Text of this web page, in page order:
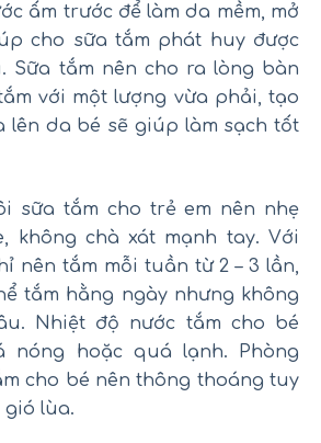
ấm trước để làm da mềm, mở
cho sữa tắm phát huy được
Sữa tắm nên cho ra lòng bàn
với một lượng vừa phải, tạo
lên da bé sẽ giúp làm sạch tốt
sữa tắm cho trẻ em nên nhẹ
không chà xát mạnh tay. Với
nên tắm mỗi tuần từ 2 – 3 lần,
tắm hằng ngày nhưng không
Nhiệt độ nước tắm cho bé
nóng hoặc quá lạnh. Phòng
cho bé nên thông thoáng tuy
gió lùa.